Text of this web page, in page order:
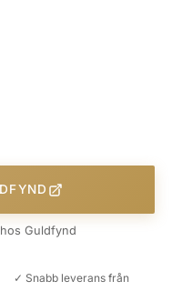
Guldfynd
✓ Snabb leverans från